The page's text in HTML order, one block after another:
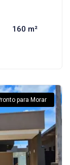
160 m²
para Morar